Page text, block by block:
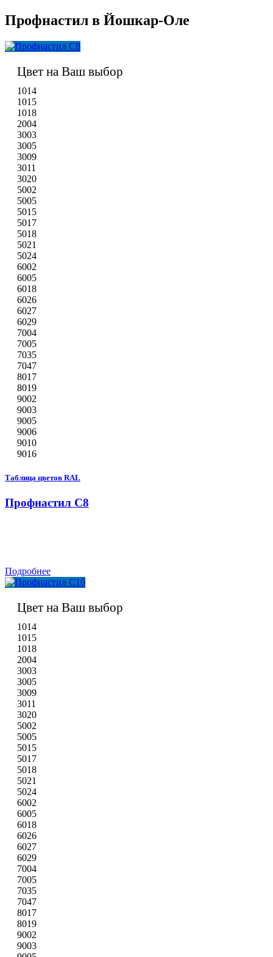
Профнастил в Йошкар-Оле
Цвет на Ваш выбор
1014
1015
1018
2004
3003
3005
3009
3011
3020
5002
5005
5015
5017
5018
5021
5024
6002
6005
6018
6026
6027
6029
7004
7005
7035
7047
8017
8019
9002
9003
9005
9006
9010
9016
Таблица цветов RAL
Профнастил С8
Подробнее
Цвет на Ваш выбор
1014
1015
1018
2004
3003
3005
3009
3011
3020
5002
5005
5015
5017
5018
5021
5024
6002
6005
6018
6026
6027
6029
7004
7005
7035
7047
8017
8019
9002
9003